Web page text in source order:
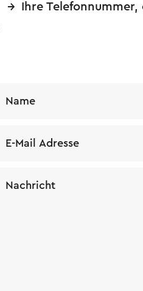
Ihre
Name
E-Mail Adresse
Nachricht